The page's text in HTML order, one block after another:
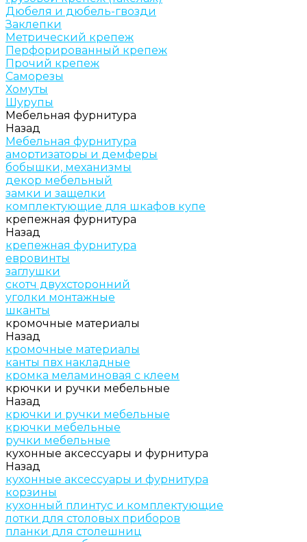
Дюбеля и дюбель-гвозди
Заклепки
Метрический крепеж
Перфорированный крепеж
Прочий крепеж
Саморезы
Хомуты
Шурупы
Мебельная фурнитура
Назад
Мебельная фурнитура
амортизаторы и демферы
бобышки, механизмы
декор мебельный
замки и защелки
комплектующие для шкафов купе
крепежная фурнитура
Назад
крепежная фурнитура
евровинты
заглушки
скотч двухсторонний
уголки монтажные
шканты
кромочные материалы
Назад
кромочные материалы
канты пвх накладные
кромка меламиновая с клеем
крючки и ручки мебельные
Назад
крючки и ручки мебельные
крючки мебельные
ручки мебельные
кухонные аксессуары и фурнитура
Назад
кухонные аксессуары и фурнитура
корзины
кухонный плинтус и комплектующие
лотки для столовых приборов
планки для столешниц